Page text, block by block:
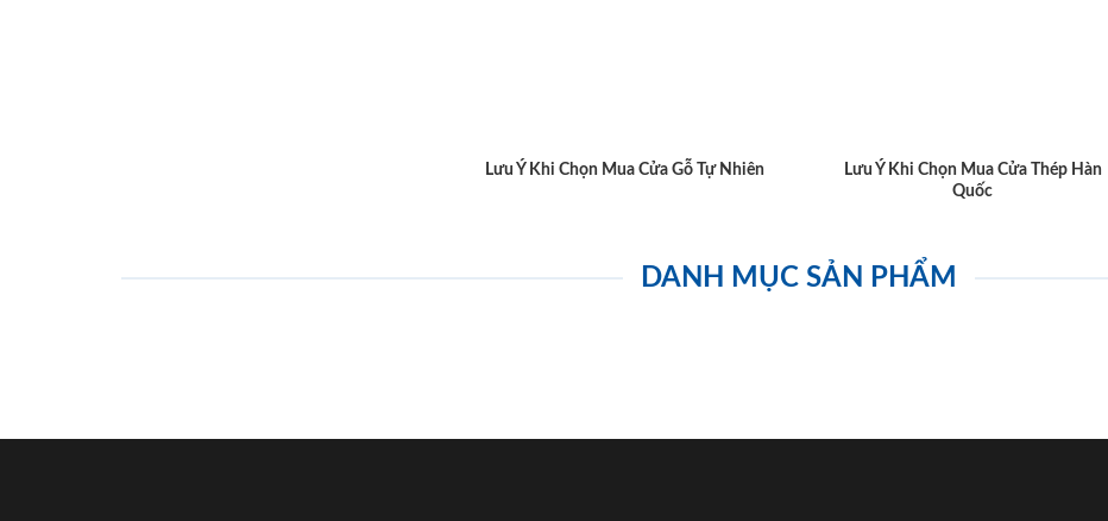
Lưu Ý Khi Chọn Mua Cửa Gỗ Tự Nhiên
Lưu Ý Khi Chọn Mua Cửa Thép Hàn
Quốc
DANH MỤC SẢN PHẨM